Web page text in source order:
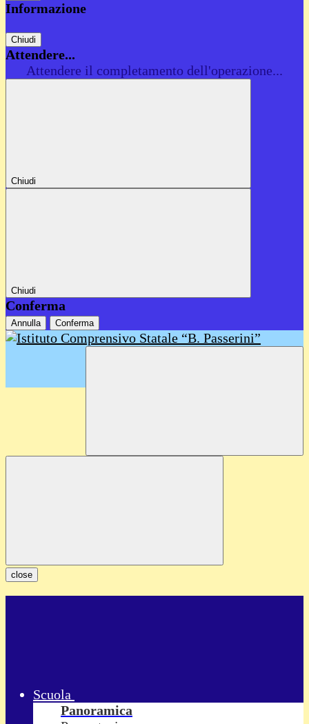
Informazione
Chiudi
Attendere...
Attendere il completamento dell'operazione...
Chiudi
Chiudi
Conferma
Annulla Conferma
close
Scuola
Panoramica